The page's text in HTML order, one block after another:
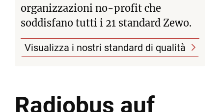
organizzazioni no-profit che
soddisfano tutti i 21 standard Zewo.
Visualizza i nostri standard di qualità
Radiobus auf